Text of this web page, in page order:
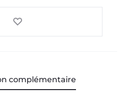
complémentaire